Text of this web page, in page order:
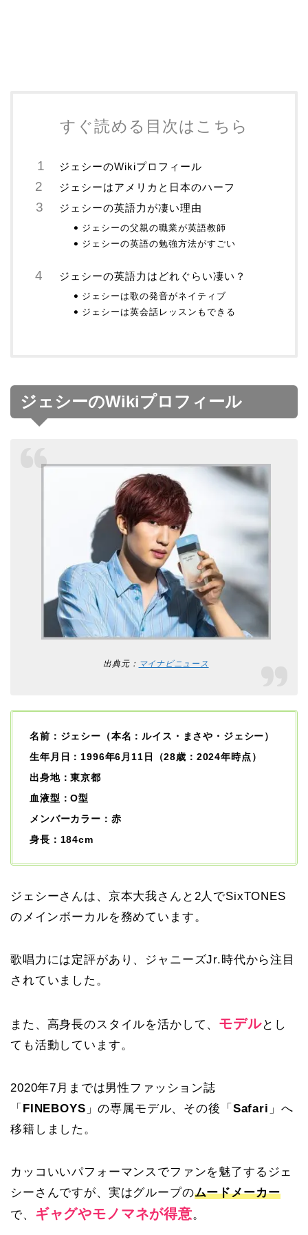
すぐ読める目次はこちら
ジェシーのWikiプロフィール
ジェシーはアメリカと日本のハーフ
ジェシーの英語力が凄い理由
ジェシーの父親の職業が英語教師
ジェシーの英語の勉強方法がすごい
ジェシーの英語力はどれぐらい凄い？
ジェシーは歌の発音がネイティブ
ジェシーは英会話レッスンもできる
ジェシーのWikiプロフィール
出典元： マイナビニュース
名前：ジェシー（本名：ルイス・まさや・ジェシー）
生年月日：1996年6月11日（28歳：2024年時点）
出身地：東京都
血液型：O型
メンバーカラー：赤
身長：184cm
ジェシーさんは、京本大我さんと2人でSixTONES
のメインボーカルを務めています。
歌唱力には定評があり、ジャニーズJr.時代から注目
されていました。
また、高身長のスタイルを活かして、 モデルとし
ても活動しています。
2020年7月までは男性ファッション誌
「 FINEBOYS 」の専属モデル、その後「 Safari 」へ
移籍しました。
カッコいいパフォーマンスでファンを魅了するジェ
シーさんですが、実はグループのムードメーカー
で、 ギャグやモノマネが得意。